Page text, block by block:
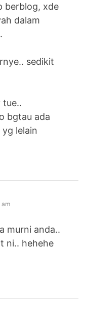
berblog, xde
dalam
sedikit
tue..
bgtau ada
lelain
am
murni anda..
ni.. hehehe